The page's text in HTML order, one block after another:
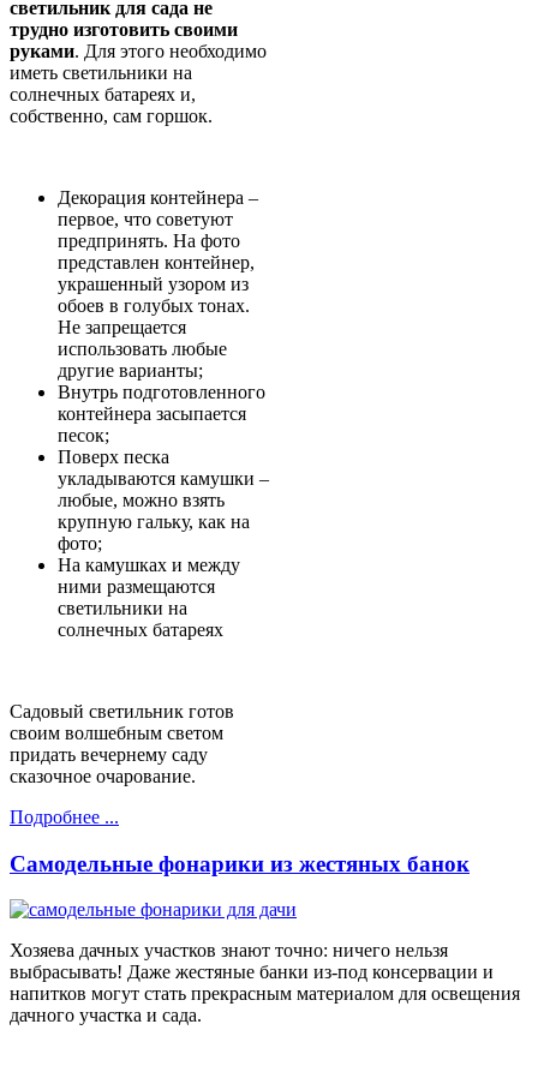
светильник для сада не
трудно изготовить своими
руками. Для этого необходимо
иметь светильники на
солнечных батареях и,
собственно, сам горшок.
Декорация контейнера –
первое, что советуют
предпринять. На фото
представлен контейнер,
украшенный узором из
обоев в голубых тонах.
Не запрещается
использовать любые
другие варианты;
Внутрь подготовленного
контейнера засыпается
песок;
Поверх песка
укладываются камушки –
любые, можно взять
крупную гальку, как на
фото;
На камушках и между
ними размещаются
светильники на
солнечных батареях
Садовый светильник готов
своим волшебным светом
придать вечернему саду
сказочное очарование.
Подробнее ...
Самодельные фонарики из жестяных банок
Хозяева дачных участков знают точно: ничего нельзя
выбрасывать! Даже жестяные банки из-под консервации и
напитков могут стать прекрасным материалом для освещения
дачного участка и сада.